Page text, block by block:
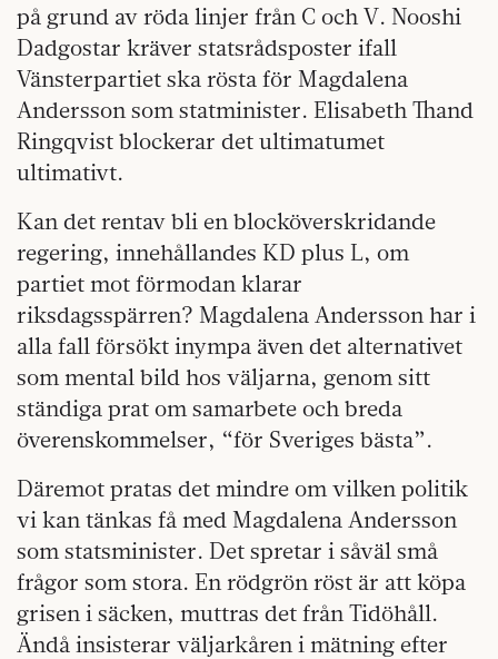
på grund av röda linjer från C och V. Nooshi
Dadgostar kräver statsrådsposter ifall
Vänsterpartiet ska rösta för Magdalena
Andersson som statminister. Elisabeth Thand
Ringqvist blockerar det ultimatumet
ultimativt.
Kan det rentav bli en blocköverskridande
regering, innehållandes KD plus L, om
partiet mot förmodan klarar
riksdagsspärren? Magdalena Andersson har i
alla fall försökt inympa även det alternativet
som mental bild hos väljarna, genom sitt
ständiga prat om samarbete och breda
överenskommelser, “för Sveriges bästa”.
Däremot pratas det mindre om vilken politik
vi kan tänkas få med Magdalena Andersson
som statsminister. Det spretar i såväl små
frågor som stora. En rödgrön röst är att köpa
grisen i säcken, muttras det från Tidöhåll.
Ändå insisterar väljarkåren i mätning efter